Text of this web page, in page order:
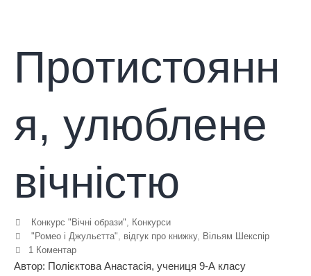
Протистоянн
я, улюблене
вічністю
Конкурс "Вічні образи"
Конкурси
"Ромео і Джульєтта"
відгук про книжку, Вільям Шекспір
1 Коментар
Автор: Полієктова Анастасія, учениця 9-А класу